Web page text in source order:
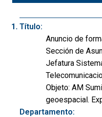
Título:
Anuncio de
Sección de
Jefatura
Objeto: AM
geoespacial.
Departamento: